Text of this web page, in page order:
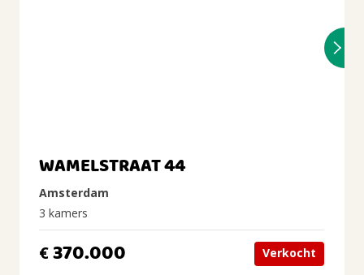
WAMELSTRAAT 44
Amsterdam
3 kamers
€370.000 Verkocht